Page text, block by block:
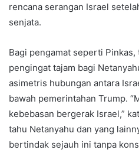
rencana serangan Israel
senjata.
Bagi pengamat seperti
pengingat tajam bagi
asimetris hubungan antara
bawah pemerintahan Trump.
kebebasan bergerak Israel,”
tahu Netanyahu dan yang
bertindak sejauh ini tanpa